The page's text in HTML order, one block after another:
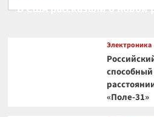
В США рассказали о новой
Электроника
«Поле-31»